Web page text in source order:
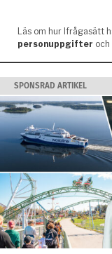
SPONSRAD ARTIKEL